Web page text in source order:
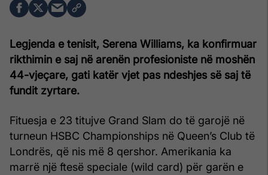
Legjenda e tenisit, Serena Williams, ka konfirmuar
rikthimin e saj në arenën profesioniste në moshën
44-vjeçare, gati katër vjet pas ndeshjes së saj të
fundit zyrtare.
Fituesja e 23 titujve Grand Slam do të garojë në
turneun HSBC Championships në Queen’s Club të
Londrës, që nis më 8 qershor. Amerikania ka
marrë një ftesë speciale (wild card) për garën e